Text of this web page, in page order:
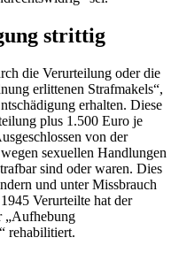
strittig
die Verurteilung oder die
erlittenen Strafmakels“,
erhalten. Diese
plus 1.500 Euro je
von der
sexuellen Handlungen
sind oder waren. Dies
und unter Missbrauch
Verurteilte hat der
„Aufhebung
rehabilitiert.